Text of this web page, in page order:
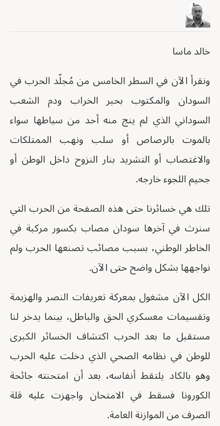
خالد ماسا
ونقرأ الآن في السطر الخامس من مُجلّد الحرب في
السودان والمكتوب بحبر الخراب ودم الشعب
السوداني الذي لم ينج منه أحد من سياطها سواء
بالموت بالرصاص أو سلب ونهب الممتلكات
والاغتصاب أو التشريد بنار النزوح داخل الوطن أو
جحيم اللجوء خارجه.
تلك هي خسائرنا حتى هذه الصفحة من الحرب التي
سنرث في آخرها سودان مصاب بكسور مركبة في
الخاطر الوطني، بسبب مصائب تصنعها الحرب ولم
نواجهها بشكل واضح حتى الآن.
الكل الآن مشغول بمعركة تعريفات النصر والهزيمة
وتقسيمات معسكري الحق والباطل، بينما يدخر لنا
مستقبل ما بعد الحرب اكتشاف الخسائر الكبرى
للوطن في نظامه الصحي الذي دخلت عليه الحرب
وهو بالكاد يلتقط أنفاسه، بعد أن امتحنته جائحة
الكورونا فسقط في الامتحان واجهزت عليه قلة
الصرف من الموازنة العامة.